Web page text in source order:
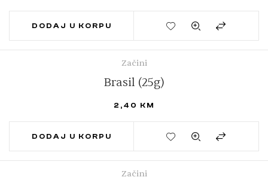
DODAJ U KORPU
Začini
Brasil (25g)
2,40 KM
DODAJ U KORPU
Začini